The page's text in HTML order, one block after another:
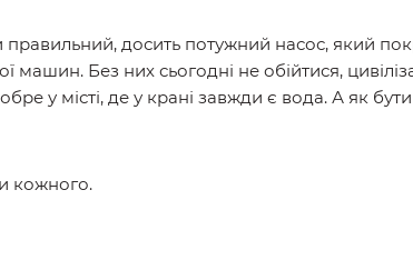
досить потужний насос, який
Без них сьогодні не обійтися,
у місті, де у крані завжди є вода. А як
кожного.